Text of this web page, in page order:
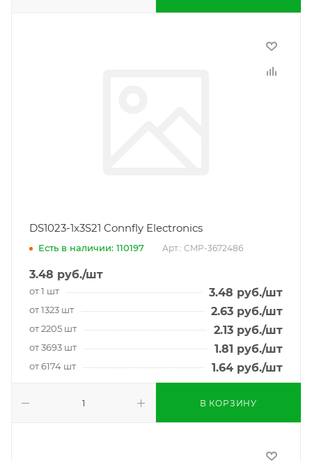
DS1023-1x3S21 Connfly Electronics
Есть в наличии: 110197 Арт.: CMP-3672486
3.48 руб./шт
от 1 шт 3.48 руб./шт
от 1323 шт 2.63 руб./шт
от 2205 шт 2.13 руб./шт
от 3693 шт 1.81 руб./шт
от 6174 шт 1.64 руб./шт
В КОРЗИНУ